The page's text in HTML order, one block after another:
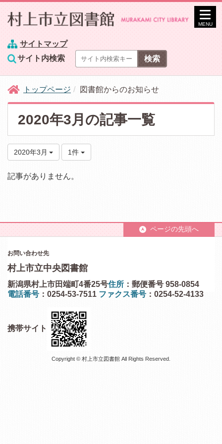
サイトマップ
サイト内検索
MENU
トップページ 図書館からのお知らせ
2020年3月の記事一覧
2020年3月 1件
記事がありません。
ページの先頭へ
お問い合わせ先
村上市立中央図書館
住所 ：郵便番号 958-0854
新潟県村上市田端町4番25号
電話番号 ：0254-53-7511 ファクス番号 ：0254-52-4133
携帯サイト
Copyright © 村上市立図書館 All Rights Reserved.